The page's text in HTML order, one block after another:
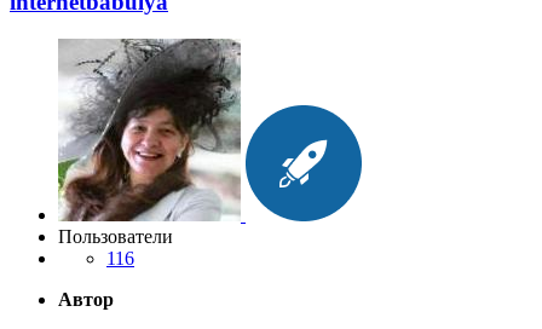
Пользователи
116
Автор